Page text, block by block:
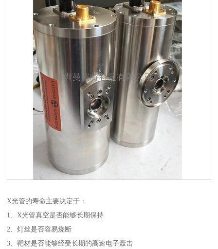
X光管的寿命主要决定于：
1、X光管真空是否能够长期保持
2、灯丝是否容易烧断
3、靶材是否能够经受长期的高速电子轰击